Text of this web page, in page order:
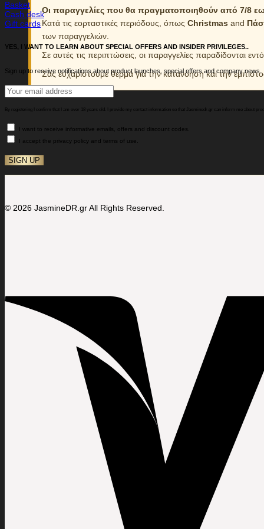
Οι παραγγελίες που θα πραγματοποιηθούν από 7/8
Κατά τις εορταστικές περιόδους, όπως Christmas and
των παραγγελιών.
Σε αυτές τις περιπτώσεις, οι παραγγελίες παραδίδονται
Σας ευχαριστούμε θερμά για την κατανόηση και την
Basket
Cash desk
Gift cards
YES, I WANT TO LEARN ABOUT SPECIAL OFFERS AND INSIDER PRIVILEGES..
Sign up to receive notifications about product launches, special offers and company news.
By registering I confirm that I am over 18 years old. I provide my contact information so that Jasminedr.gr can inform me about
I want to receive informative emails, offers and discount codes.
I accept the privacy policy and terms of use.
© 2026 JasmineDR.gr All Rights Reserved.